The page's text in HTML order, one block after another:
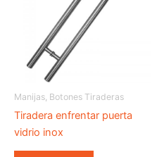
Manijas, Botones Tiraderas
Tiradera enfrentar puerta
vidrio inox